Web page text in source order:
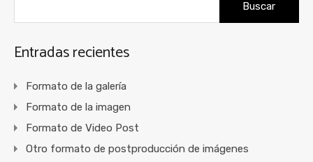
Entradas recientes
Formato de la galería
Formato de la imagen
Formato de Video Post
Otro formato de postproducción de imágenes